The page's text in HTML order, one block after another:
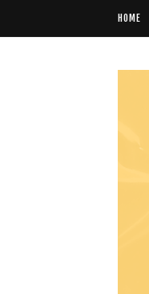
HOME